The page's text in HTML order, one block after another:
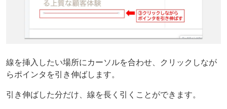
線を挿入したい場所にカーソルを合わせ、クリックしなが
らポインタを引き伸ばします。
引き伸ばした分だけ、線を長く引くことができます。